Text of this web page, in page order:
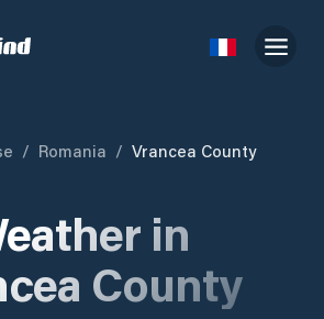
/ Romania / Vrancea County
in
County